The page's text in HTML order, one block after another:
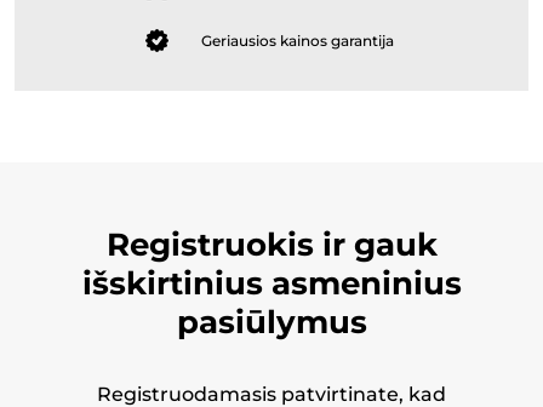
Geriausios kainos garantija
Registruokis ir gauk
išskirtinius asmeninius
pasiūlymus
Registruodamasis patvirtinate, kad